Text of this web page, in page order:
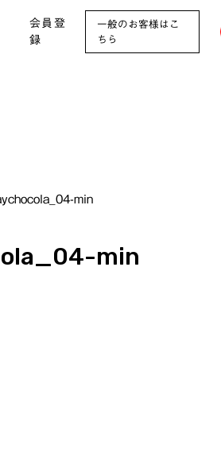
会員登
録
一般のお客様はこ
ちら
min
min